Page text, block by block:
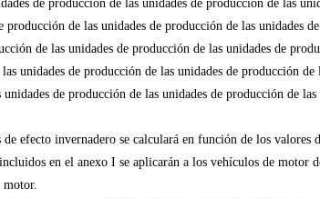
de producción de las unidades de producción de las
de las unidades de producción de las unidades
de las unidades de producción de las unidades de
unidades de producción de las unidades de producción
de producción de las unidades de producción de
efecto invernadero se calculará en función de los valores
en el anexo I se aplicarán a los vehículos de motor
motor.